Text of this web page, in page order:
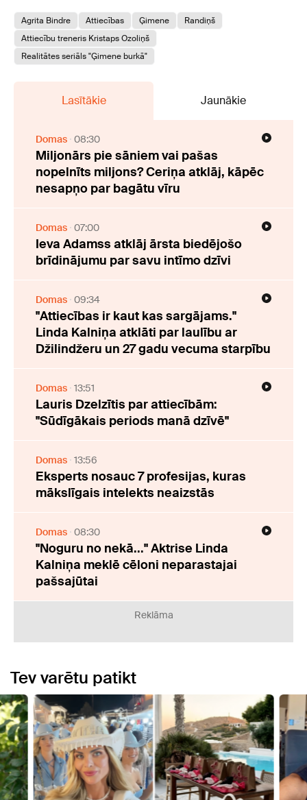
Agrita Bindre Attiecības Ģimene
Randiņš
Attiecību treneris Kristaps Ozoliņš
Realitātes seriāls "Ģimene burkā"
Lasītākie Jaunākie
Domas 08:30
Miljonārs pie sāniem vai pašas
nopelnīts miljons? Ceriņa atklāj, kāpēc
nesapņo par bagātu vīru
Domas 07:00
Ieva Adamss atklāj ārsta biedējošo
brīdinājumu par savu intīmo dzīvi
Domas 09:34
"Attiecības ir kaut kas sargājams."
Linda Kalniņa atklāti par laulību ar
Džilindžeru un 27 gadu vecuma starpību
Domas 13:51
Lauris Dzelzītis par attiecībām:
"Sūdīgākais periods manā dzīvē"
Domas 13:56
Eksperts nosauc 7 profesijas, kuras
mākslīgais intelekts neaizstās
Domas 08:30
"Noguru no nekā..." Aktrise Linda
Kalniņa meklē cēloni neparastajai
pašsajūtai
Reklāma
Tev varētu patikt